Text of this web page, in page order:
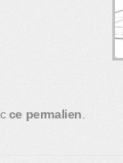
ce permalien